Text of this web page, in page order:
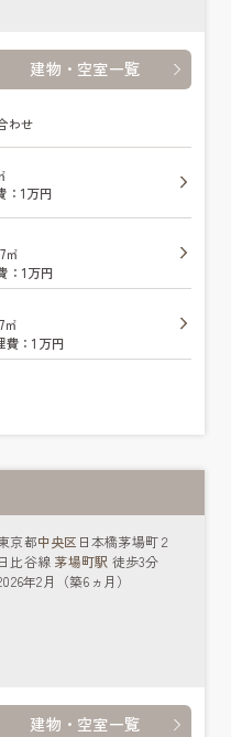
建物・空室一覧
わせ
：1万円
㎡
：1万円
㎡
費：1万円
京都中央区 日本橋茅場町２
日比谷線 茅場町駅 徒歩3分
年2月（築6ヵ月）
建物・空室一覧